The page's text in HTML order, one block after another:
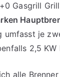
Gasgrill
umfasst je
2,5
alle